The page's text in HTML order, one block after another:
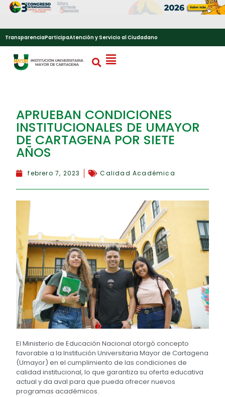
TransparenciaParticipaAtención y Servicio al Ciudadano
APRUEBAN CONDICIONES
INSTITUCIONALES DE UMAYOR
DE CARTAGENA POR SIETE
AÑOS
febrero 7, 2023 Calidad Académica
El Ministerio de Educación Nacional otorgó concepto
favorable a la Institución Universitaria Mayor de Cartagena
(Umayor) en el cumplimiento de las condiciones de
calidad institucional, lo que garantiza su oferta educativa
actual y da aval para que pueda ofrecer nuevos
programas académicos.